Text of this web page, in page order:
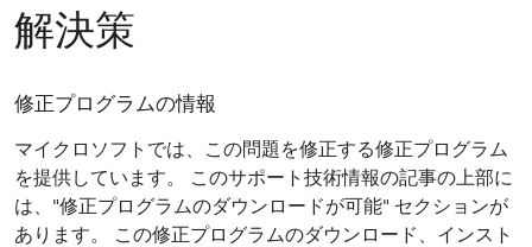
解決策
修正プログラムの情報
マイクロソフトでは、この問題を修正する修正プログラム
を提供しています。 このサポート技術情報の記事の上部に
は、"修正プログラムのダウンロードが可能" セクションが
あります。 この修正プログラムのダウンロード、インスト